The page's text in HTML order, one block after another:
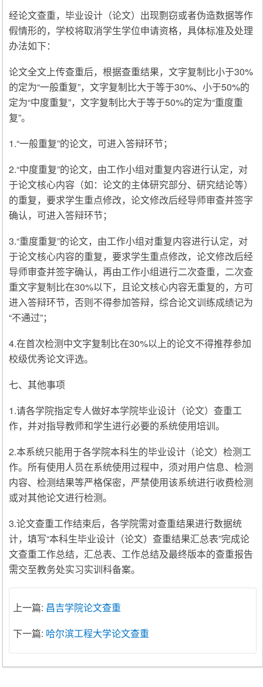
经论文查重，毕业设计（论文）出现剽窃或者伪造数据等作
假情形的，学校将取消学生学位申请资格，具体标准及处理
办法如下：
论文全文上传查重后，根据查重结果，文字复制比小于30%
的定为“一般重复”，文字复制比大于等于30%、小于50%的
定为“中度重复”，文字复制比大于等于50%的定为“重度重
复”。
1.“一般重复”的论文，可进入答辩环节；
2.“中度重复”的论文，由工作小组对重复内容进行认定，对
于论文核心内容（如：论文的主体研究部分、研究结论等）
的重复，要求学生重点修改，论文修改后经导师审查并签字
确认，可进入答辩环节；
3.“重度重复”的论文，由工作小组对重复内容进行认定，对
于论文核心内容的重复，要求学生重点修改，论文修改后经
导师审查并签字确认，再由工作小组进行二次查重，二次查
重文字复制比在30%以下，且论文核心内容无重复的，方可
进入答辩环节，否则不得参加答辩，综合论文训练成绩记为
“不通过”；
4.在首次检测中文字复制比在30%以上的论文不得推荐参加
校级优秀论文评选。
七、其他事项
1.请各学院指定专人做好本学院毕业设计（论文）查重工
作，并对指导教师和学生进行必要的系统使用培训。
2.本系统只能用于各学院本科生的毕业设计（论文）检测工
作。所有使用人员在系统使用过程中，须对用户信息、检测
内容、检测结果等严格保密，严禁使用该系统进行收费检测
或对其他论文进行检测。
3.论文查重工作结束后，各学院需对查重结果进行数据统
计，填写“本科生毕业设计（论文）查重结果汇总表”完成论
文查重工作总结，汇总表、工作总结及最终版本的查重报告
需交至教务处实习实训科备案。
上一篇: 昌吉学院论文查重
下一篇: 哈尔滨工程大学论文查重